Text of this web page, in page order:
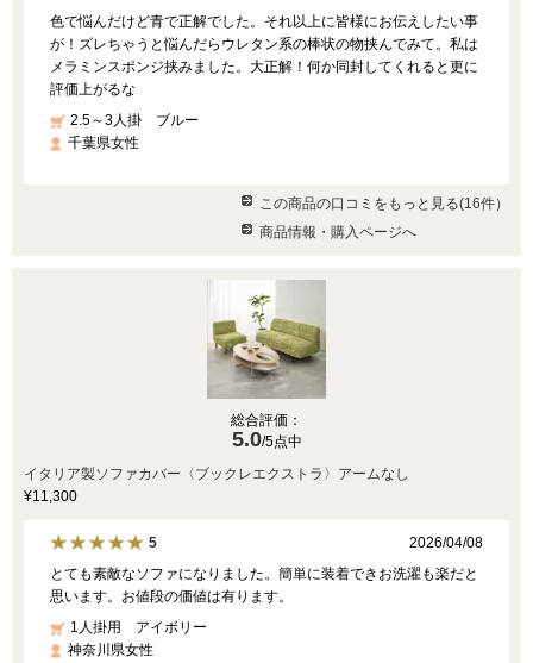
色で悩んだけど青で正解でした。それ以上に皆様にお伝えしたい事
が！ズレちゃうと悩んだらウレタン系の棒状の物挟んでみて。私は
メラミンスポンジ挟みました。大正解！何か同封してくれると更に
評価上がるな
2.5～3人掛 ブルー
千葉県女性
この商品の口コミをもっと見る(16件）
商品情報・購入ページへ
総合評価：
5.0/5点中
イタリア製ソファカバー〈ブックレエクストラ〉アームなし
¥11,300
5
2026/04/08
とても素敵なソファになりました。簡単に装着できお洗濯も楽だと
思います。お値段の価値は有ります。
1人掛用 アイボリー
神奈川県女性